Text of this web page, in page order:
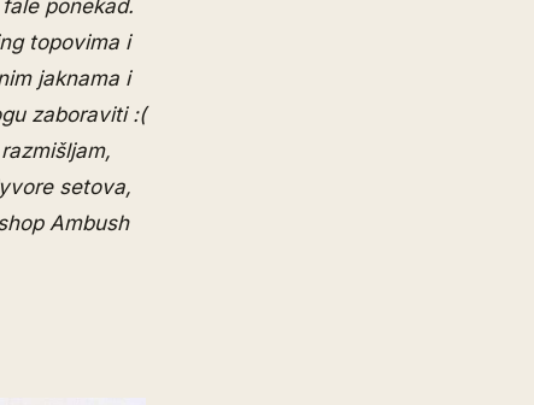
ponekad.
topovima i
jaknama i
zaboraviti :(
setova,
Ambush